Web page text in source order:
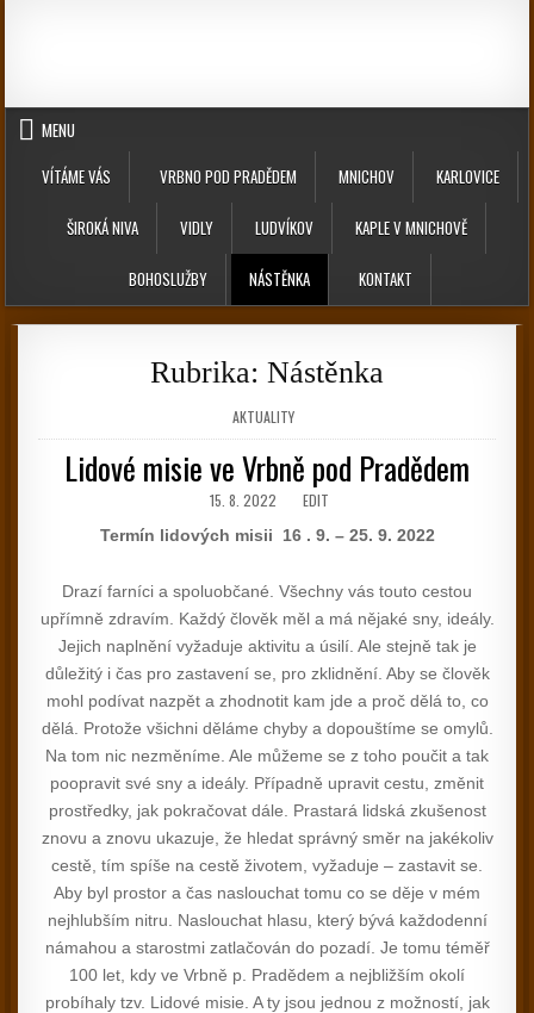
MENU
VÍTÁME VÁS
VRBNO POD PRADĚDEM MNICHOV KARLOVICE
ŠIROKÁ NIVA VIDLY LUDVÍKOV KAPLE V MNICHOVĚ
BOHOSLUŽBY NÁSTĚNKA KONTAKT
Rubrika: Nástěnka
POSTED IN
AKTUALITY
Lidové misie ve Vrbně pod Pradědem
PUBLISHED DATE:
15. 8. 2022 EDITLIDOVÉ MISIE VE VRBNĚ POD
Termín lidových misii 16 . 9. – 25. 9. 2022
Drazí farníci a spoluobčané. Všechny vás touto cestou
upřímně zdravím. Každý člověk měl a má nějaké sny, ideály.
Jejich naplnění vyžaduje aktivitu a úsilí. Ale stejně tak je
důležitý i čas pro zastavení se, pro zklidnění. Aby se člověk
mohl podívat nazpět a zhodnotit kam jde a proč dělá to, co
dělá. Protože všichni děláme chyby a dopouštíme se omylů.
Na tom nic nezměníme. Ale můžeme se z toho poučit a tak
poopravit své sny a ideály. Případně upravit cestu, změnit
prostředky, jak pokračovat dále. Prastará lidská zkušenost
znovu a znovu ukazuje, že hledat správný směr na jakékoliv
cestě, tím spíše na cestě životem, vyžaduje – zastavit se.
Aby byl prostor a čas naslouchat tomu co se děje v mém
nejhlubším nitru. Naslouchat hlasu, který bývá každodenní
námahou a starostmi zatlačován do pozadí. Je tomu téměř
100 let, kdy ve Vrbně p. Pradědem a nejbližším okolí
probíhaly tzv. Lidové misie. A ty jsou jednou z možností, jak